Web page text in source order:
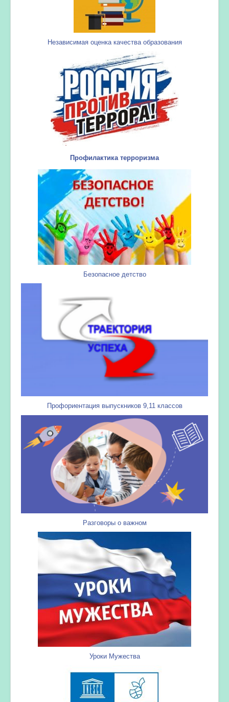
Независимая оценка качества образования
Профилактика терроризма
Безопасное детство
Профориентация выпускников 9,11 классов
Разговоры о важном
Уроки Мужества